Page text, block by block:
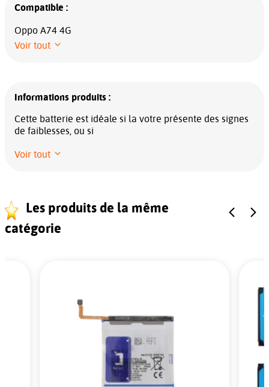
Compatible :
Oppo A74 4G
Voir tout
Informations produits :
Cette batterie est idéale si la votre présente des signes
de faiblesses, ou si
Voir tout
Les produits de la même
catégorie